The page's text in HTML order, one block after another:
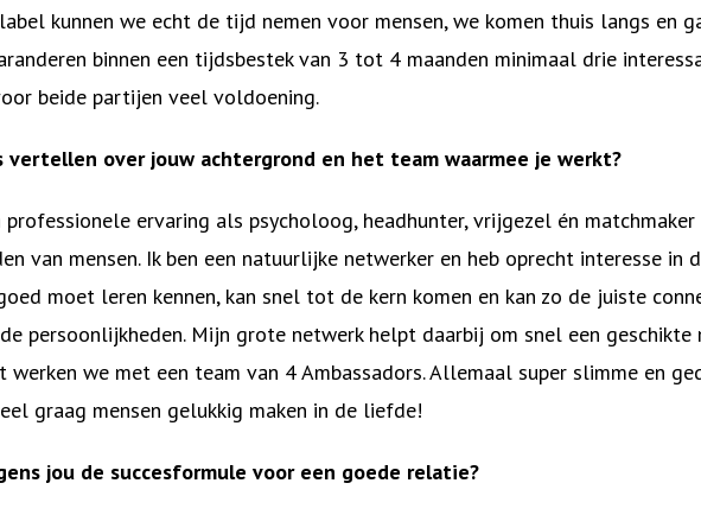
kunnen we echt de tijd nemen voor mensen, we komen thuis langs en
binnen een tijdsbestek van 3 tot 4 maanden minimaal drie
beide partijen veel voldoening.
vertellen over jouw achtergrond en het team waarmee je werkt?
professionele ervaring als psycholoog, headhunter, vrijgezel én matchmaker
van mensen. Ik ben een natuurlijke netwerker en heb oprecht interesse in
moet leren kennen, kan snel tot de kern komen en kan zo de juiste
persoonlijkheden. Mijn grote netwerk helpt daarbij om snel een geschikte
werken we met een team van 4 Ambassadors. Allemaal super slimme en
graag mensen gelukkig maken in de liefde!
jou de succesformule voor een goede relatie?